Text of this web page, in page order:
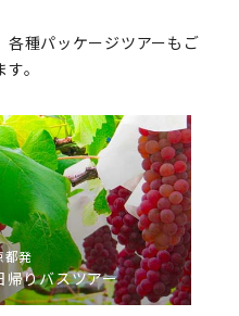
各種パッケージツアーもご
。
都発
帰りバスツアー